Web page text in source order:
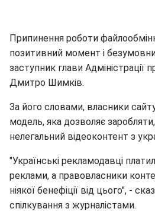
Припинення роботи
позитивний момент і
заступник глави Адміністрації
Дмитро Шимків.
За його словами, власники
модель, яка дозволяє
нелегальний відеоконтент з
"Українські рекламодавці
реклами, а правовласники
ніякої бенефіції від цього", -
спілкування з журналістами.